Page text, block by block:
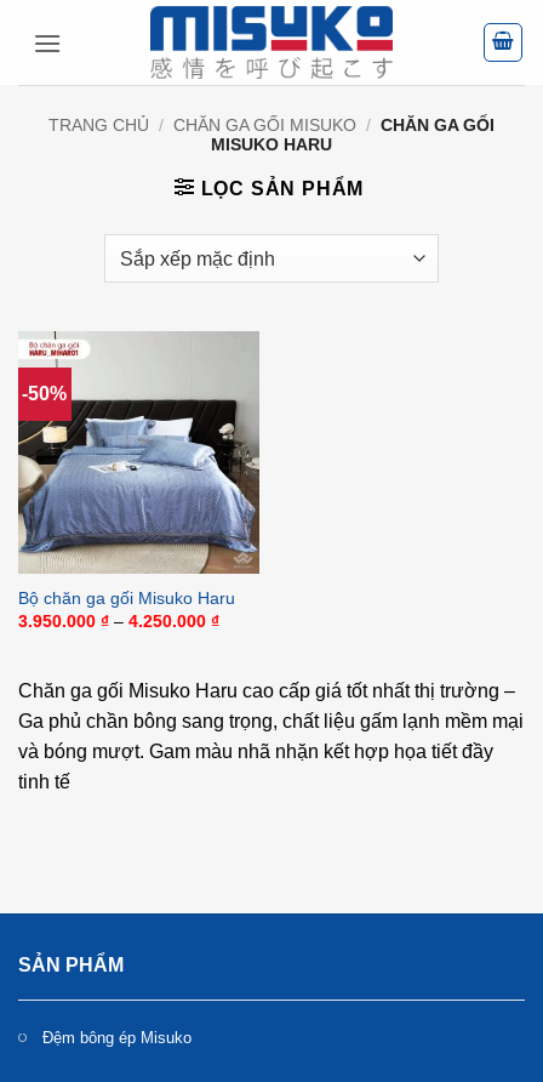
TRANG CHỦ / CHĂN GA GỐI MISUKO / CHĂN GA GỐI
MISUKO HARU
LỌC SẢN PHẨM
-50%
Bộ chăn ga gối Misuko Haru
3.950.000 ₫ – 4.250.000 ₫Khoảng
đến
4.250.000 ₫
Chăn ga gối Misuko Haru cao cấp giá tốt nhất thị trường –
Ga phủ chần bông sang trọng, chất liệu gấm lạnh mềm mại
và bóng mượt. Gam màu nhã nhặn kết hợp họa tiết đầy
tinh tế
SẢN PHẨM
Đệm bông ép Misuko